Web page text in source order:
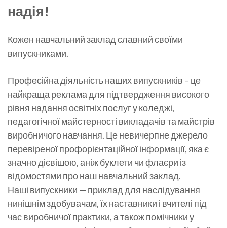
надія!
Кожен навчальний заклад славний своїми
випускниками.
Професійна діяльність наших випускників – це
найкраща реклама для підтвердження високого
рівня надання освітніх послуг у коледжі,
педагогічної майстерності викладачів та майстрів
виробничого навчання. Це невичерпне джерело
перевіреної профорієнтаційної інформації, яка є
значно дієвішою, аніж буклети чи флаєри із
відомостями про наш навчальний заклад.
Наші випускники — приклад для наслідування
нинішнім здобувачам, їх наставники і вчителі під
час виробничої практики, а також помічники у